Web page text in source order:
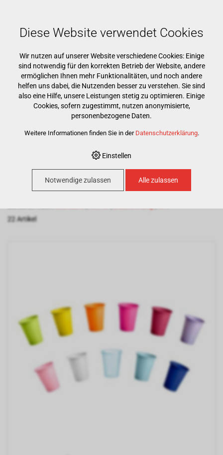
E-SHOP › PRAXIS› EINWEG › MUNDSPÜLBECHER
Mundspülbecher
100
22 Artikel
Diese Website verwendet Cookies
Wir nutzen auf unserer Website verschiedene Cookies: Einige
sind notwendig für den korrekten Betrieb der Website, andere
ermöglichen Ihnen mehr Funktionalitäten, und noch andere
helfen uns dabei, die Nutzenden besser zu verstehen. Sie sind
also eine Hilfe, unsere Leistungen stetig zu optimieren. Einige
Cookies, sofern zugestimmt, nutzen anonymisierte,
personenbezogene Daten.
Weitere Informationen finden Sie in der Datenschutzerklärung.
Einstellen
Notwendige zulassen Alle zulassen